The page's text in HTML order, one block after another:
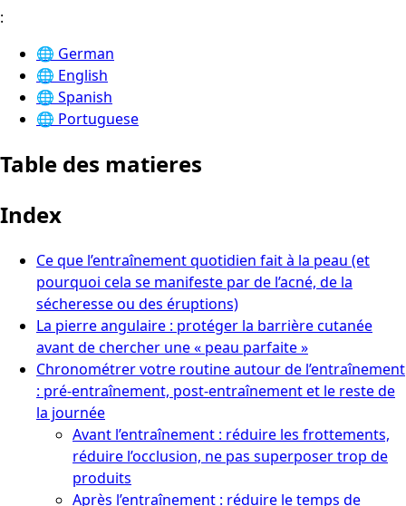
:
🌐 German
🌐 English
🌐 Spanish
🌐 Portuguese
Table des matieres
Index
Ce que l’entraînement quotidien fait à la peau (et
pourquoi cela se manifeste par de l’acné, de la
sécheresse ou des éruptions)
La pierre angulaire : protéger la barrière cutanée
avant de chercher une « peau parfaite »
Chronométrer votre routine autour de l’entraînement
: pré-entraînement, post-entraînement et le reste de
la journée
Avant l’entraînement : réduire les frottements,
réduire l’occlusion, ne pas superposer trop de
produits
Après l’entraînement : réduire le temps de